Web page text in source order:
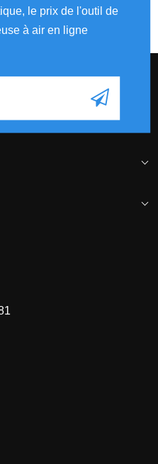
le prix de l'outil de
à air en ligne